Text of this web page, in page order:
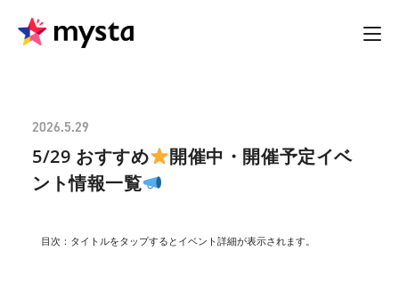
2026.5.29
5/29 おすすめ
開催中・開催予定イベ
ント情報一覧
目次：タイトルをタップするとイベント詳細が表示されます。